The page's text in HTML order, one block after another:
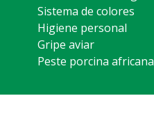
Sistema de colores
Higiene personal
Gripe aviar
Peste porcina africana